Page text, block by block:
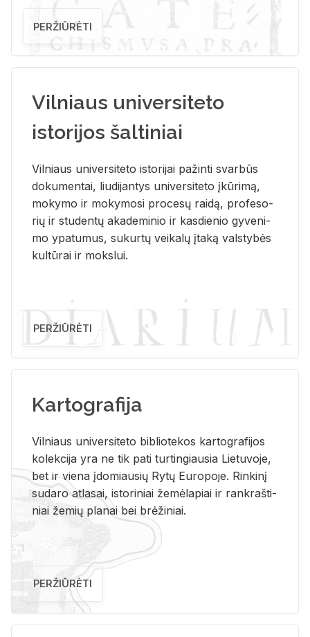
PERŽIŪRĖTI
Vilniaus universiteto
istorijos šaltiniai
Vil­niaus uni­ver­si­te­to is­to­ri­jai pa­žin­ti svar­būs
do­ku­men­tai, liu­di­jan­tys uni­ver­si­te­to įkū­ri­mą,
mo­ky­mo ir mo­ky­mo­si pro­ce­sų rai­dą, pro­fe­so­
rių ir stu­den­tų aka­de­mi­nio ir kas­die­nio gy­ve­ni­
mo ypa­tu­mus, su­kur­tų vei­ka­lų įta­ką vals­ty­bės
kul­tū­rai ir moks­lui.
PERŽIŪRĖTI
Kartografija
Vil­niaus uni­ver­si­te­to bi­b­lio­te­kos kar­to­gra­fi­jos
ko­lek­ci­ja yra ne tik pati tur­tin­giau­sia Lie­tu­vo­je,
bet ir vie­na įdo­miau­sių Rytų Eu­ro­po­je. Rin­ki­nį
su­da­ro at­la­sai, is­to­ri­niai že­mė­la­piai ir rank­raš­ti­
niai že­mių pla­nai bei brė­ži­niai.
PERŽIŪRĖTI